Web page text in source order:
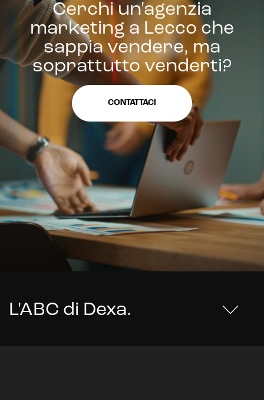
Cerchi un'agenzia
marketing a Lecco che
sappia vendere, ma
soprattutto venderti?
CONTATTACI
L'ABC di Dexa.